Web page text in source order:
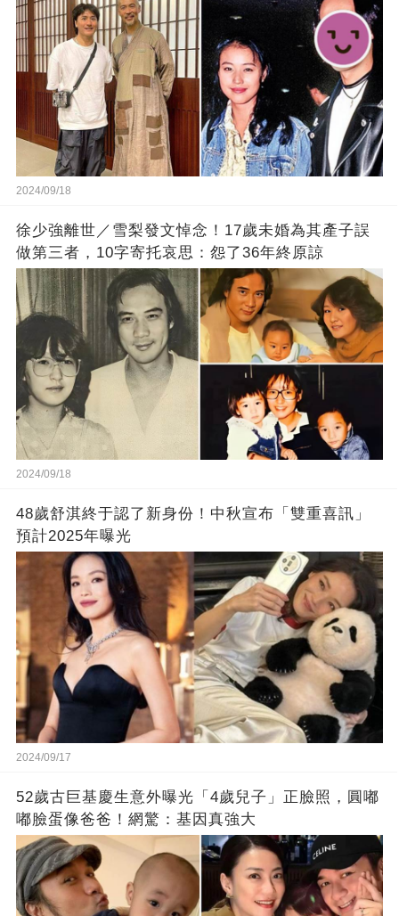
2024/09/18
徐少強離世／雪梨發文悼念！17歲未婚為其產子誤
做第三者，10字寄托哀思：怨了36年終原諒
2024/09/18
48歲舒淇終于認了新身份！中秋宣布「雙重喜訊」
預計2025年曝光
2024/09/17
52歲古巨基慶生意外曝光「4歲兒子」正臉照，圓嘟
嘟臉蛋像爸爸！網驚：基因真強大